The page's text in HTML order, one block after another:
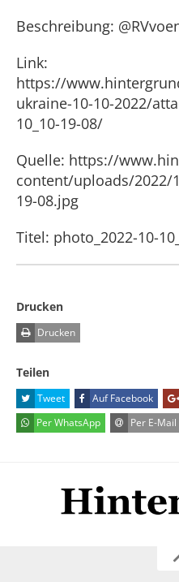
Beschreibung:
Link:
https://
ukraine-10-10-2022/
10_10-19-08/
Quelle: https://
content/uploads/2022/
19-08.jpg
Titel: photo_2022-10-
Drucken
Drucken
Teilen
Tweet Auf Facebook
Per WhatsApp
Per E-Mail